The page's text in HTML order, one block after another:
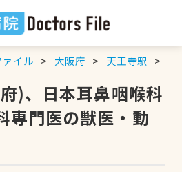
イル 大阪府 天王寺駅
)、日本耳鼻咽喉科
専門医の獣医・動